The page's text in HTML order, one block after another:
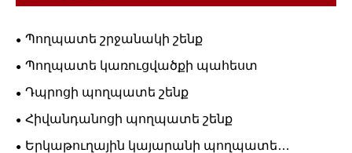
Պողպատե շրջանակի շենք
Պողպատե կառուցվածքի պահեստ
Դպրոցի պողպատե շենք
Հիվանդանոցի պողպատե շենք
Երկաթուղային կայարանի պողպատե